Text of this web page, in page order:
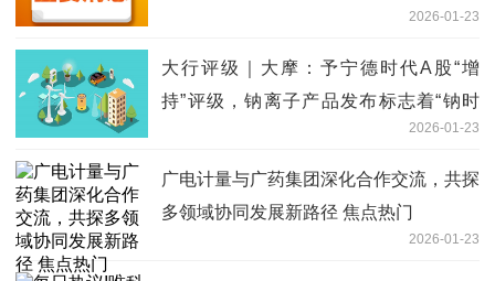
2026-01-23
大行评级｜大摩：予宁德时代A股“增
持”评级，钠离子产品发布标志着“钠时
2026-01-23
广电计量与广药集团深化合作交流，共探
多领域协同发展新路径 焦点热门
2026-01-23